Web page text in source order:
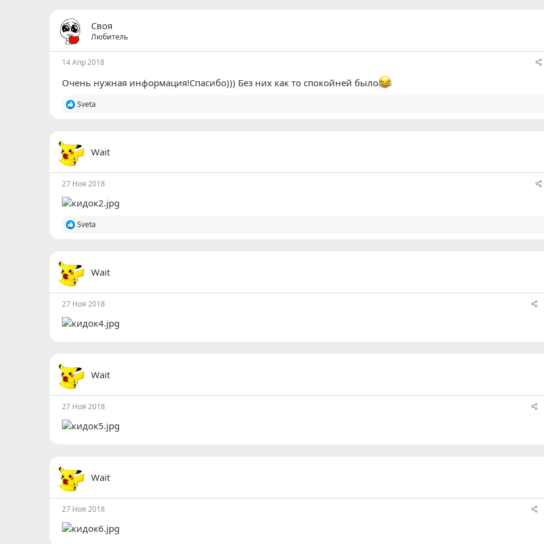
ц
и
и
:
Своя
Любитель
14 Апр 2018
Очень нужная информация!Спасибо))) Без них как то спокойней было
Р
и
и
:
Sveta
Wait
27 Ноя 2018
Р
и
и
:
Sveta
Wait
27 Ноя 2018
Wait
27 Ноя 2018
Wait
27 Ноя 2018